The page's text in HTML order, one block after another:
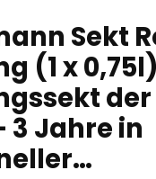
Sekt
(1 x
3 Jahre in